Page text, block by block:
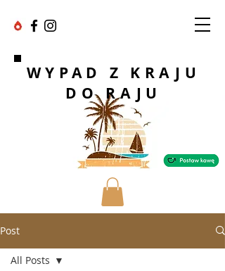
WYPAD Z KRAJU
DO RAJU
Post
All Posts